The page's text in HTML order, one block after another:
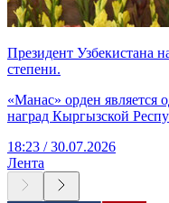
Президент Узбекистана
степени.
«Манас» орден является
наград Кыргызской
18:23 / 30.07.2026
Лента